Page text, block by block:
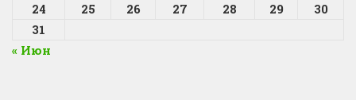
24
25 26 27 28 29
30
31
« Июн